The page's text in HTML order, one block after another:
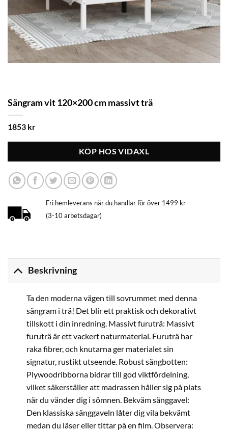
Sängram vit 120×200 cm massivt trä
1853 kr
KÖP HOS VIDAXL
Fri hemleverans när du handlar för över 1499 kr
(3-10 arbetsdagar)
Beskrivning
Ta den moderna vägen till sovrummet med denna
sängram i trä! Det blir ett praktisk och dekorativt
tillskott i din inredning. Massivt furuträ: Massivt
furuträ är ett vackert naturmaterial. Furuträ har
raka fibrer, och knutarna ger materialet sin
signatur, rustikt utseende. Robust sängbotten:
Plywoodribborna bidrar till god viktfördelning,
vilket säkerställer att madrassen håller sig på plats
när du vänder dig i sömnen. Bekväm sänggavel:
Den klassiska sänggaveln låter dig vila bekvämt
medan du läser eller tittar på en film. Observera: